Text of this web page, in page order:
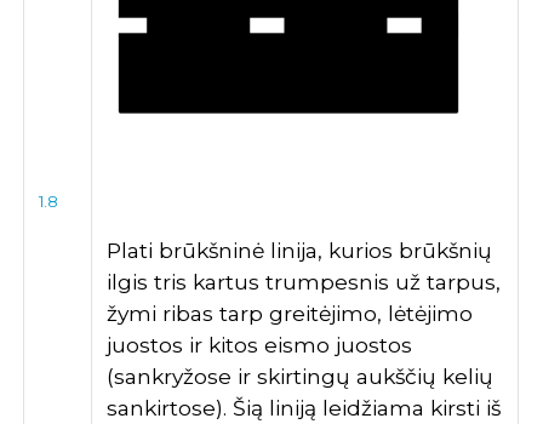
1.8
Plati brūkšninė linija, kurios brūkšnių
ilgis tris kartus trumpesnis už tarpus,
žymi ribas tarp greitėjimo, lėtėjimo
juostos ir kitos eismo juostos
(sankryžose ir skirtingų aukščių kelių
sankirtose). Šią liniją leidžiama kirsti iš